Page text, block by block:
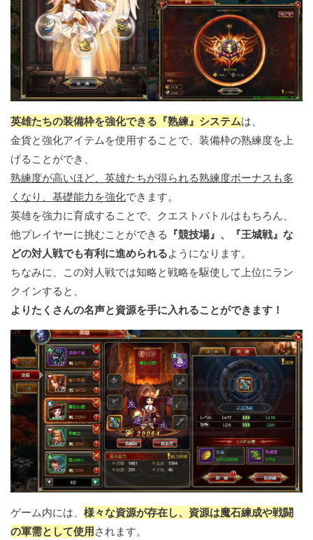
英雄たちの装備枠を強化できる『熟練』システムは、
金貨と強化アイテムを使用することで、装備枠の熟練度を上
げることができ、
熟練度が高いほど、英雄たちが得られる熟練度ボーナスも多
くなり、基礎能力を強化できます。
英雄を強力に育成することで、クエストバトルはもちろん、
他プレイヤーに挑むことができる 『競技場』、『王城戦』な
どの対人戦でも有利に進められるようになります。
ちなみに、この対人戦では知略と戦略を駆使して上位にラン
クインすると、
よりたくさんの名声と資源を手に入れることができます！
ゲーム内には、 様々な資源が存在し、資源は魔石練成や戦闘
の軍需として使用されます。